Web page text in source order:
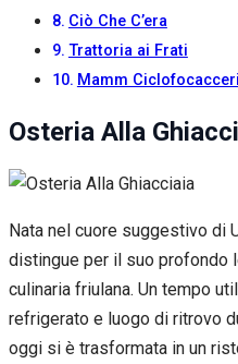
Ciò Che C’era
Trattoria ai Frati
Mamm
Osteria Alla
Nata nel cuore suggestivo di
distingue per il suo profondo
culinaria friulana. Un tempo
refrigerato e luogo di ritrovo
oggi si è trasformata in un